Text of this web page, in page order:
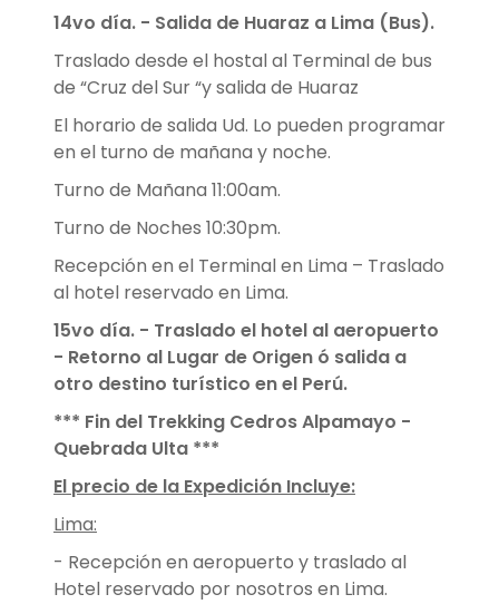
14vo día. - Salida de Huaraz a Lima (Bus).
Traslado desde el hostal al Terminal de bus
de “Cruz del Sur “y salida de Huaraz
El horario de salida Ud. Lo pueden programar
en el turno de mañana y noche.
Turno de Mañana 11:00am.
Turno de Noches 10:30pm.
Recepción en el Terminal en Lima – Traslado
al hotel reservado en Lima.
15vo día. - Traslado el hotel al aeropuerto
- Retorno al Lugar de Origen ó salida a
otro destino turístico en el Perú.
*** Fin del Trekking Cedros Alpamayo -
Quebrada Ulta ***
El precio de la Expedición Incluye:
Lima:
- Recepción en aeropuerto y traslado al
Hotel reservado por nosotros en Lima.